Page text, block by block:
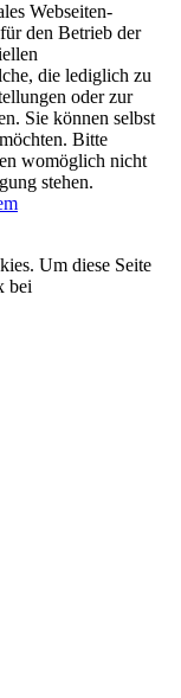
Webseiten-
den Betrieb der
die lediglich zu
oder zur
Sie können selbst
Bitte
womöglich nicht
stehen.
Um diese Seite
bei